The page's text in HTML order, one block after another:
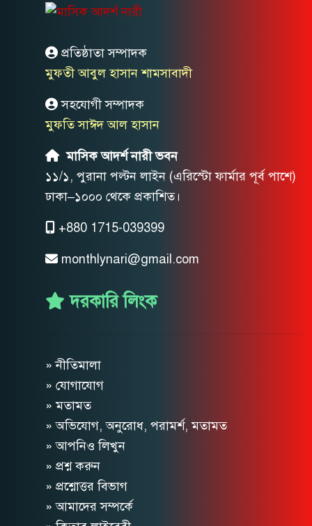
প্রতিষ্ঠাতা সম্পাদক
মুফতী আবুল হাসান শামসাবাদী
সহযোগী সম্পাদক
মুফতি সাঈদ আল হাসান
মাসিক আদর্শ নারী ভবন
১১/১, পুরানা পল্টন লাইন (এরিস্টো ফার্মার পূর্ব পাশে)
ঢাকা–১০০০ থেকে প্রকাশিত।
+880 1715-039399
monthlynari@gmail.com
দরকারি লিংক
» নীতিমালা
» যোগাযোগ
» মতামত
» অভিযোগ, অনুরোধ, পরামর্শ, মতামত
» আপনিও লিখুন
» প্রশ্ন করুন
» প্রশ্নোত্তর বিভাগ
» আমাদের সম্পর্কে